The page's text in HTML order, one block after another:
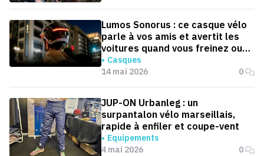
Lumos Sonorus : ce casque vélo
parle à vos amis et avertit les
voitures quand vous freinez ou
tournez
Casques
14 mai 2026
0
JUP-ON Urbanleg : un
surpantalon vélo marseillais,
rapide à enfiler et coupe-vent
Equipements
4 mai 2026
0